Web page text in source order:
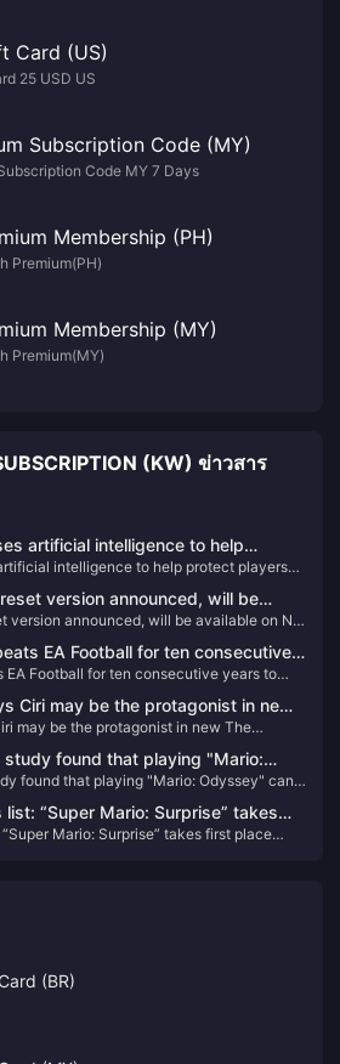
Card (US)
25 USD US
Subscription Code (MY)
Code MY 7 Days
Membership (PH)
Premium(PH)
Membership (MY)
Premium(MY)
(KW) ข่าวสาร
artificial intelligence to help
pause VR games
intelligence to help protect players
version announced, will be
within the year
version announced, will be available on NS
EA Football for ten consecutive
on the UK regional game list in
Football for ten consecutive years to
Ciri may be the protagonist in new
may be the protagonist in new The
study found that playing "Mario:
symptoms of depression
found that playing "Mario: Odyssey" can
list: “Super Mario: Surprise” takes
Mario: Surprise” takes first place
(BR)